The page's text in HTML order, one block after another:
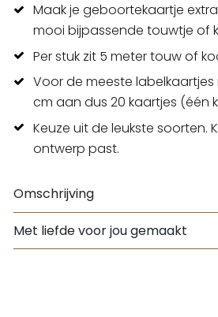
Maak je geboortekaartje
mooi bijpassende touwtje of
Per stuk zit 5 meter touw of
Voor de meeste labelkaartjes
cm aan dus 20 kaartjes (één
Keuze uit de leukste soorten.
ontwerp past.
Omschrijving
Met liefde voor jou gemaakt